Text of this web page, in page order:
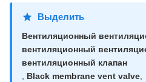
Выделить
Вентиляционный
вентиляционный
вентиляционный клапан
, Black membrane vent valve,